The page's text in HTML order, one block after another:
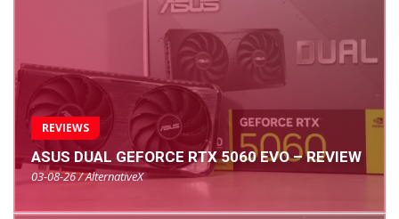
REVIEWS
ASUS DUAL GEFORCE RTX 5060 EVO – REVIEW
03-08-26 / AlternativeX